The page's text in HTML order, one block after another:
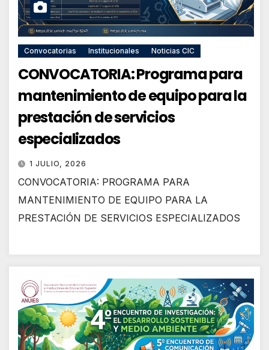
Convocatorias Institucionales Noticias CIC
CONVOCATORIA: Programa para
mantenimiento de equipo para la
prestación de servicios
especializados
1 JULIO, 2026
CONVOCATORIA: PROGRAMA PARA
MANTENIMIENTO DE EQUIPO PARA LA
PRESTACIÓN DE SERVICIOS ESPECIALIZADOS